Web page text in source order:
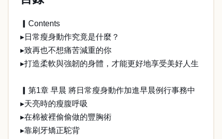
▎Contents
▸日常瘦身動作究竟是什麼？
▸致再也不想痛苦減重的你
▸打造柔軟與強韌的身體，才能更好地享受美好人生
▎第1章 早晨 將日常瘦身動作加進早晨例行事務中
▸天亮時的瘦腹呼吸
▸在棉被裡偷偷做的豐胸術
▸靠刷牙矯正駝背